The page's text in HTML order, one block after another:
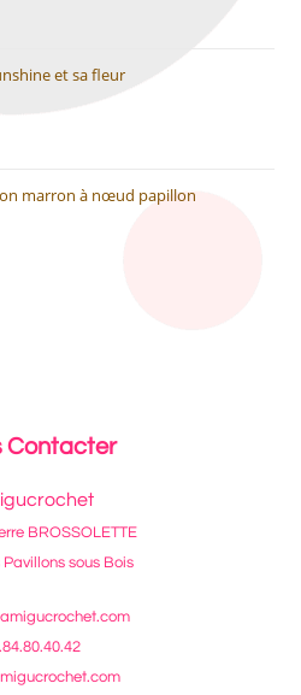
et sa fleur
marron à nœud papillon
Contacter
BROSSOLETTE
Pavillons sous Bois